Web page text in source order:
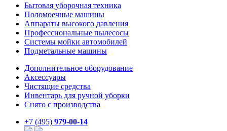
Бытовая уборочная техника
Поломоечные машины
Аппараты высокого давления
Профессиональные пылесосы
Системы мойки автомобилей
Подметальные машины
Дополнительное оборудование
Аксессуары
Чистящие средства
Инвентарь для ручной уборки
Снято с производства
+7 (495) 979-00-14